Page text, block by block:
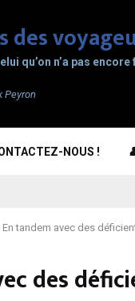
qu’on n’a pas encore
Peyron
NOUS !
tandem avec des
des